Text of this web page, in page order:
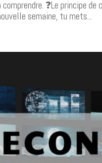
❓Le
semaine, tu mets...